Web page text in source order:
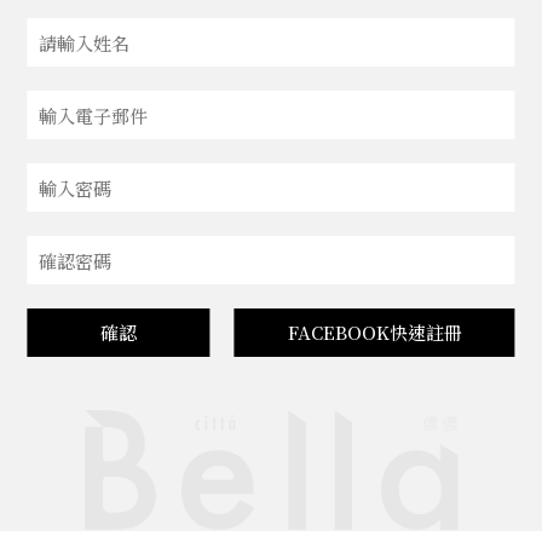
確認 FACEBOOK快速註冊